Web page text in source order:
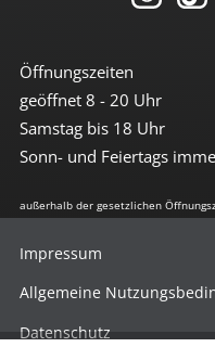
Öffnungszeiten
geöffnet 8 - 20 Uhr
Samstag bis 18 Uhr
Sonn- und Feiertags
außerhalb der gesetzlichen
Impressum
Allgemeine
Datenschutz